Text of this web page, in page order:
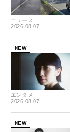
ニュース
2026.08.07
NEW
エンタメ
2026.08.07
NEW